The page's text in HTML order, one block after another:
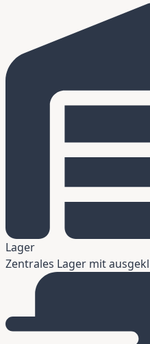
Lager
Zentrales Lager mit